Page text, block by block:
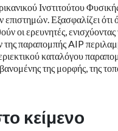
Ινστιτούτου
Εξασφαλίζει ότι
οι ερευνητές,
παραπομπής AIP
καταλόγου
της μορφής, της
κείμενο